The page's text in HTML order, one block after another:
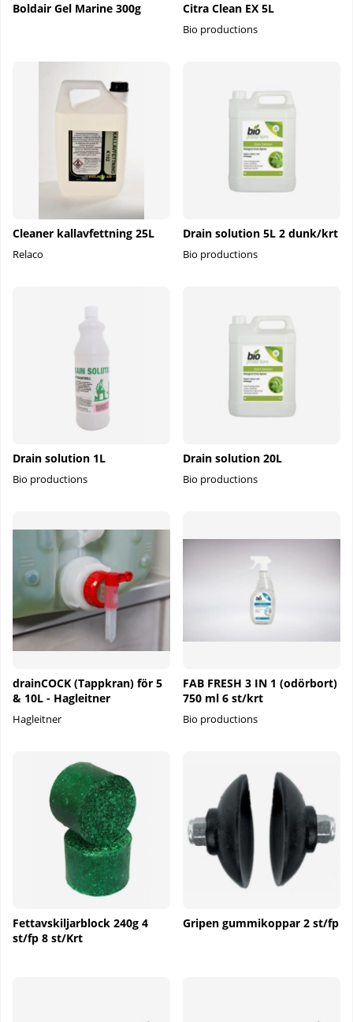
Boldair Gel Marine 300g Citra Clean EX 5L
Bio productions
Cleaner kallavfettning 25L
Relaco
Drain solution 5L 2 dunk/krt
Bio productions
Drain solution 1L
Bio productions
Drain solution 20L
Bio productions
drainCOCK (Tappkran) för 5
& 10L - Hagleitner
Hagleitner
FAB FRESH 3 IN 1 (odörbort)
750 ml 6 st/krt
Bio productions
Fettavskiljarblock 240g 4
st/fp 8 st/Krt
Gripen gummikoppar 2 st/fp